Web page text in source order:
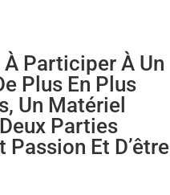
Participer À Un
Plus En Plus
Un Matériel
Parties
Et D’être